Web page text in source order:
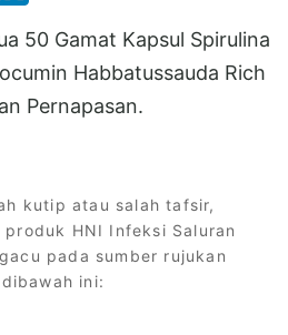
50 Gamat Kapsul Spirulina
Habbatussauda Rich
Pernapasan.
kutip atau salah tafsir,
HNI Infeksi Saluran
pada sumber rujukan
ini: